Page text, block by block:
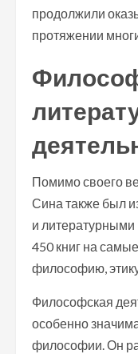
продолжили
протяжении
Помимо своего
Сина также был
и
450 книг на
философию,
Философская
особенно
философии. Он